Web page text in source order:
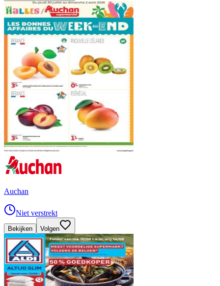
Auchan
Niet verstrekt
Bekijken Volgen